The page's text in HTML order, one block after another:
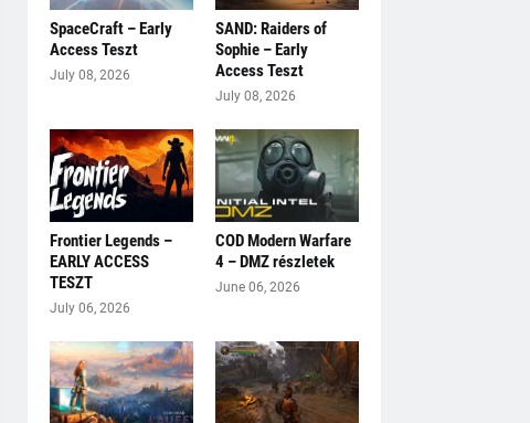
SpaceCraft – Early
Access Teszt
July 08, 2026
SAND: Raiders of
Sophie – Early
Access Teszt
July 08, 2026
Frontier Legends –
EARLY ACCESS
TESZT
July 06, 2026
COD Modern Warfare
4 – DMZ részletek
June 06, 2026